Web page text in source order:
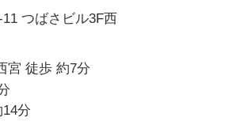
つばさビル3F西
宮 徒歩 約7分
分